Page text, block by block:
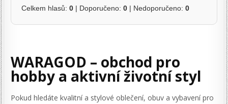
Celkem hlasů:0 | Doporučeno:0 | Nedoporučeno:0
WARAGOD – obchod pro
hobby a aktivní životní styl
Pokud hledáte kvalitní a stylové oblečení, obuv a vybavení pro